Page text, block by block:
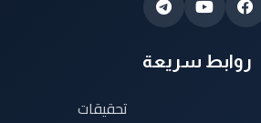
روابط سريعة
تحقيقات